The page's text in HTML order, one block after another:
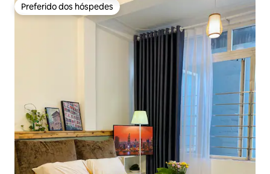
Preferido dos hóspedes
Preferido dos hóspedes